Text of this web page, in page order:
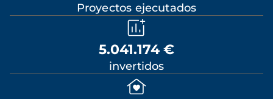
Proyectos ejecutados
5.041.174 €
invertidos